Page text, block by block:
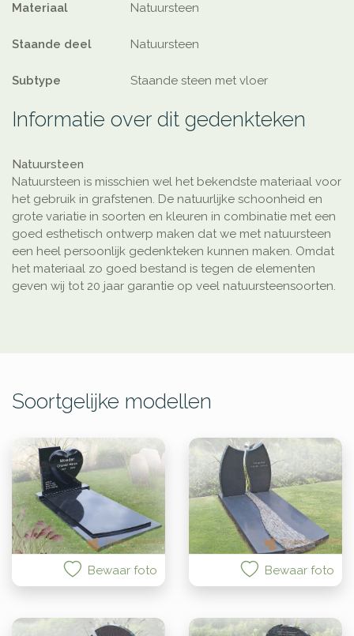
Materiaal Natuursteen
Staande deel Natuursteen
Subtype Staande steen met vloer
Informatie over dit gedenkteken
Natuursteen
Natuursteen is misschien wel het bekendste materiaal voor
het gebruik in grafstenen. De natuurlijke schoonheid en
grote variatie in soorten en kleuren in combinatie met een
goed esthetisch ontwerp maken dat we met natuursteen
een heel persoonlijk gedenkteken kunnen maken. Omdat
het materiaal zo goed bestand is tegen de elementen
geven wij tot 20 jaar garantie op veel natuursteensoorten.
Soortgelijke modellen
Bewaar foto Bewaar foto